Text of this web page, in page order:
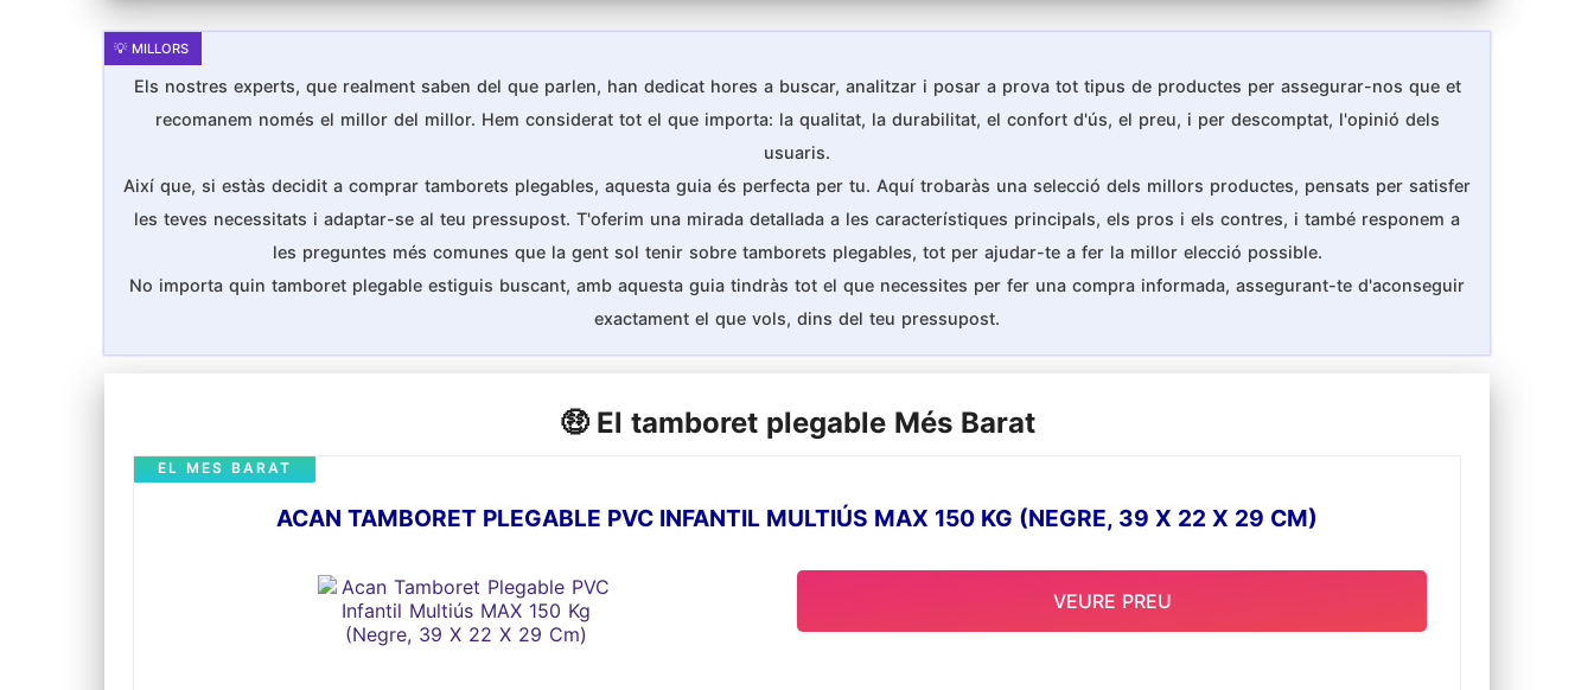
Els nostres experts, que realment saben del que parlen, han dedicat hores a buscar, analitzar i posar a prova tot tipus de productes per assegurar-nos que et
recomanem només el millor del millor. Hem considerat tot el que importa: la qualitat, la durabilitat, el confort d'ús, el preu, i per descomptat, l'opinió dels
usuaris.
Així que, si estàs decidit a comprar tamborets plegables, aquesta guia és perfecta per tu. Aquí trobaràs una selecció dels millors productes, pensats per satisfer
les teves necessitats i adaptar-se al teu pressupost. T'oferim una mirada detallada a les característiques principals, els pros i els contres, i també responem a
les preguntes més comunes que la gent sol tenir sobre tamborets plegables, tot per ajudar-te a fer la millor elecció possible.
No importa quin tamboret plegable estiguis buscant, amb aquesta guia tindràs tot el que necessites per fer una compra informada, assegurant-te d'aconseguir
exactament el que vols, dins del teu pressupost.
🤑 El tamboret plegable Més Barat
ACAN TAMBORET PLEGABLE PVC INFANTIL MULTIÚS MAX 150 KG (NEGRE, 39 X 22 X 29 CM)
EL MES BARAT
VEURE PREU